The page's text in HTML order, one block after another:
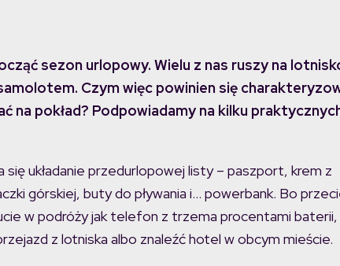
sezon urlopowy. Wielu z nas ruszy na
Czym więc powinien się
na pokład? Podpowiadamy na kilku
układanie przedurlopowej listy – paszport, krem z
górskiej, buty do pływania i… powerbank. Bo
w podróży jak telefon z trzema procentami baterii,
z lotniska albo znaleźć hotel w obcym mieście.